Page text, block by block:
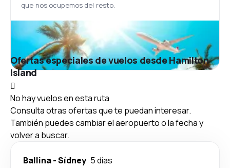
que nos ocupemos del resto.
Ofertas especiales de vuelos desde Hamilton
Island
No hay vuelos en esta ruta
Consulta otras ofertas que te puedan interesar.
También puedes cambiar el aeropuerto o la fecha y
volver a buscar.
Ballina-Sídney 5 días